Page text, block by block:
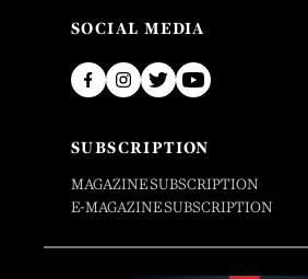
SOCIAL MEDIA
SUBSCRIPTION
MAGAZINE SUBSCRIPTION
E-MAGAZINE SUBSCRIPTION